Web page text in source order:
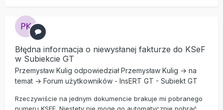
Błędna informacja o niewysłanej fakturze do KSeF
w Subiekcie GT
Przemysław Kulig odpowiedziałPrzemysław Kulig → na
temat → Forum użytkowników - InsERT GT - Subiekt GT
Rzeczywiście na jednym dokumencie brakuje mi pobranego
numeru KSEF. Niestety nie mogę go automatycznie pobrać,